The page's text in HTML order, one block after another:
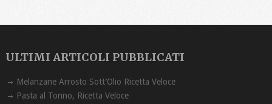
ULTIMI ARTICOLI PUBBLICATI
Melanzane Arrosto Sott’Olio Ricetta ‏Veloce
Pasta al Tonno, Ricetta Veloce